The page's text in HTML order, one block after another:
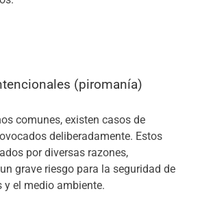
(piromanía)
comunes, existen casos de
deliberadamente. Estos
por diversas razones,
grave riesgo para la seguridad de
y el medio ambiente.